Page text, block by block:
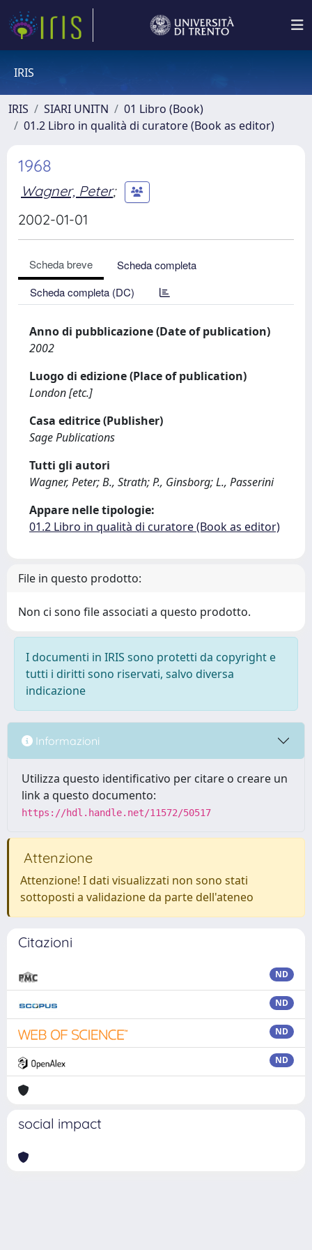
IRIS
IRIS SIARI UNITN
01 Libro (Book)
01.2 Libro in qualità di curatore (Book as editor)
1968
Wagner, Peter;
2002-01-01
Scheda breve
Scheda completa
Scheda completa (DC)
Anno di pubblicazione (Date of publication)
2002
Luogo di edizione (Place of publication)
London [etc.]
Casa editrice (Publisher)
Sage Publications
Tutti gli autori
Wagner, Peter; B., Strath; P., Ginsborg; L., Passerini
Appare nelle tipologie:
01.2 Libro in qualità di curatore (Book as editor)
File in questo prodotto:
Non ci sono file associati a questo prodotto.
I documenti in IRIS sono protetti da copyright e
tutti i diritti sono riservati, salvo diversa
indicazione
Informazioni
Utilizza questo identificativo per citare o creare un
link a questo documento:
https://hdl.handle.net/11572/50517
Attenzione
Attenzione! I dati visualizzati non sono stati
sottoposti a validazione da parte dell'ateneo
Citazioni
ND
ND
ND
ND
social impact